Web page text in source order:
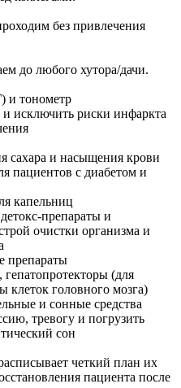
без привлечения
до любого хутора/дачи.
и тонометр
и исключить риски инфаркта
сахара и насыщения крови
пациентов с диабетом и
капельниц
препараты и
очистки организма и
препараты
(для
клеток головного мозга)
и сонные средства
тревогу и погрузить
сон
четкий план их
пациента после